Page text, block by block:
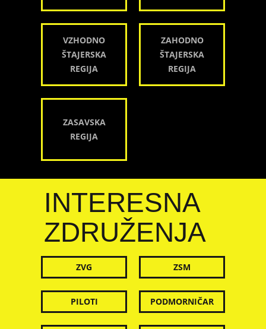
VZHODNO
ŠTAJERSKA
REGIJA
ZAHODNO
ŠTAJERSKA
REGIJA
ZASAVSKA
REGIJA
INTERESNA
ZDRUŽENJA
ZVG ZSM
PILOTI PODMORNIČAR